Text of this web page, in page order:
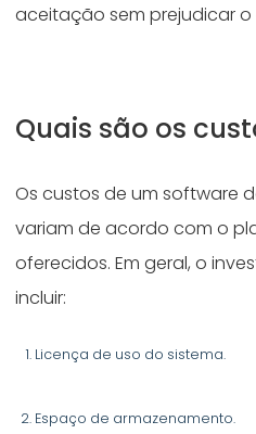
aceitação sem prejudicar
Quais são os
Os custos de um software
variam de acordo com o
oferecidos. Em geral, o
incluir:
Licença de uso do sistema.
Espaço de armazenamento.